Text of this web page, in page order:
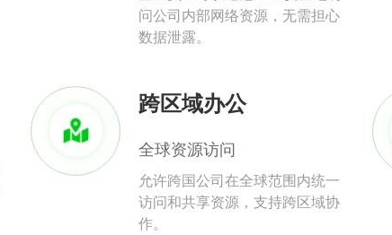
问公司内部网络资源，无需担心
数据泄露。
跨区域办公
全球资源访问
允许跨国公司在全球范围内统一
访问和共享资源，支持跨区域协
作。